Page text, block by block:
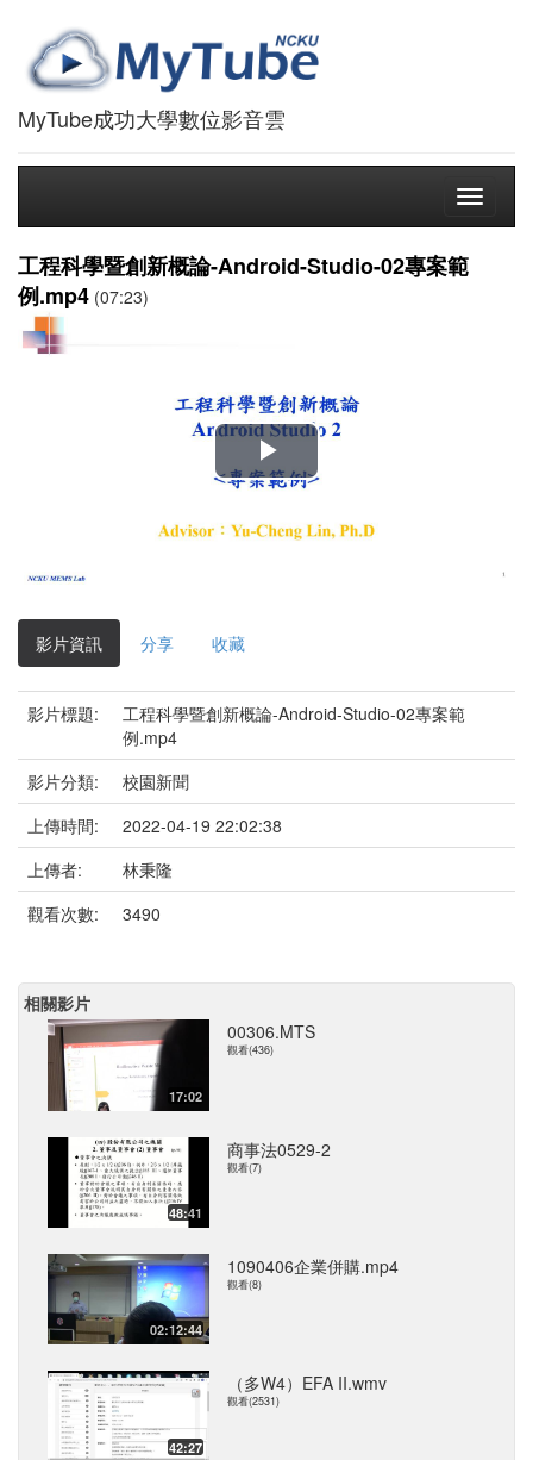
MyTube成功大學數位影音雲
Toggle
工程科學暨創新概論-Android-Studio-02專案範
例.mp4 (07:23)
播
放
影片資訊 分享 收藏
影片標題:
工程科學暨創新概論-Android-Studio-02專案範
例.mp4
影片分類:
校園新聞
上傳時間:
2022-04-19 22:02:38
上傳者:
林秉隆
觀看次數:
3490
相關影片
17:02
00306.MTS
觀看(436)
48:41
商事法0529-2
觀看(7)
02:12:44
1090406企業併購.mp4
觀看(8)
42:27
（多W4）EFA II.wmv
觀看(2531)